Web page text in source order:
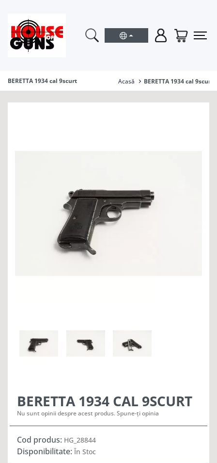
BERETTA 1934 cal 9scurt Acasă BERETTA 1934 cal 9scurt
BERETTA 1934 CAL 9SCURT
Nu sunt opinii despre acest produs. Spune-ți opinia
Cod produs: HG_28844
Disponibilitate: În Stoc